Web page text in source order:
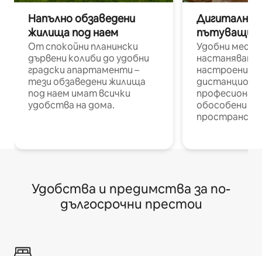
Напълно обзаведени
жилища под наем
От спокойни планински
дървени колиби до удобни
градски апартаменти –
тези обзаведени жилища
под наем имат всички
удобства на дома.
Дигитални
пътуващи
Удобни
настаняване
настроени и
обособени
Удобства и предимства за по-
дългосрочни престои